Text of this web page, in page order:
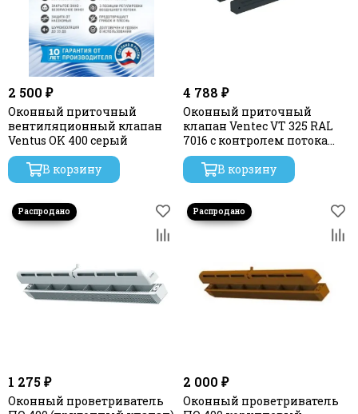
2 500 ₽
Оконный приточный
вентиляционный клапан
Ventus OK 400 серый
В корзину
4 788 ₽
Оконный приточный
клапан Ventec VT 325 RAL
7016 с контролем потока
воздуха и акустической
шумоизоляцией
В корзину
1 275 ₽
Оконный проветриватель
2 000 ₽
Оконный проветриватель